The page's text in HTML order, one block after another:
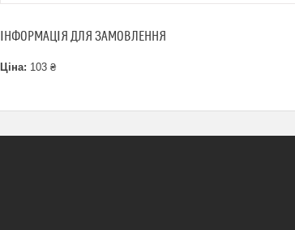
ІНФОРМАЦІЯ ДЛЯ ЗАМОВЛЕННЯ
Ціна: 103 ₴